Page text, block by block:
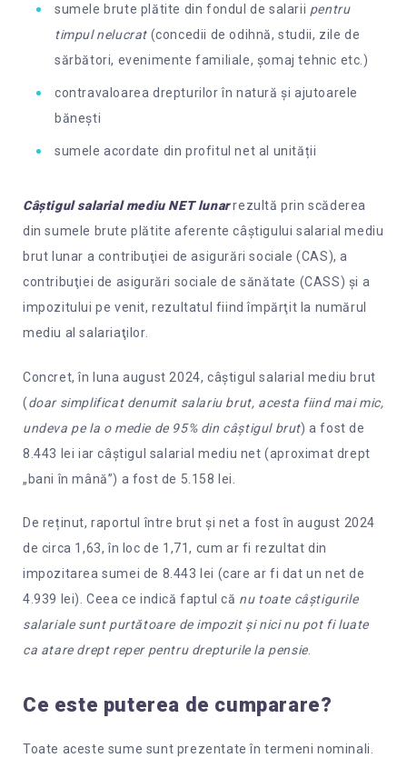
sumele brute plătite din fondul de salarii pentru
timpul nelucrat (concedii de odihnă, studii, zile de
sărbători, evenimente familiale, șomaj tehnic etc.)
contravaloarea drepturilor în natură și ajutoarele
bănești
sumele acordate din profitul net al unității
Câştigul salarial mediu NET lunarrezultă prin scăderea
din sumele brute plătite aferente câştigului salarial mediu
brut lunar a contribuţiei de asigurări sociale (CAS), a
contribuţiei de asigurări sociale de sănătate (CASS) şi a
impozitului pe venit, rezultatul fiind împărţit la numărul
mediu al salariaţilor.
Concret, în luna august 2024, câștigul salarial mediu brut
(doar simplificat denumit salariu brut, acesta fiind mai mic,
undeva pe la o medie de 95% din câștigul brut) a fost de
8.443 lei iar câștigul salarial mediu net (aproximat drept
„bani în mână”) a fost de 5.158 lei.
De reținut, raportul între brut și net a fost în august 2024
de circa 1,63, în loc de 1,71, cum ar fi rezultat din
impozitarea sumei de 8.443 lei (care ar fi dat un net de
4.939 lei). Ceea ce indică faptul că nu toate câștigurile
salariale sunt purtătoare de impozit și nici nu pot fi luate
ca atare drept reper pentru drepturile la pensie.
Ce este puterea de cumparare?
Toate aceste sume sunt prezentate în termeni nominali.